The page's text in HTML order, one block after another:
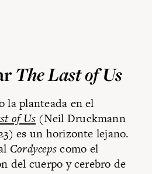
The Last of Us
la planteada en el
of Us (Neil Druckmann
es un horizonte lejano.
Cordycepscomo el
del cuerpo y cerebro de